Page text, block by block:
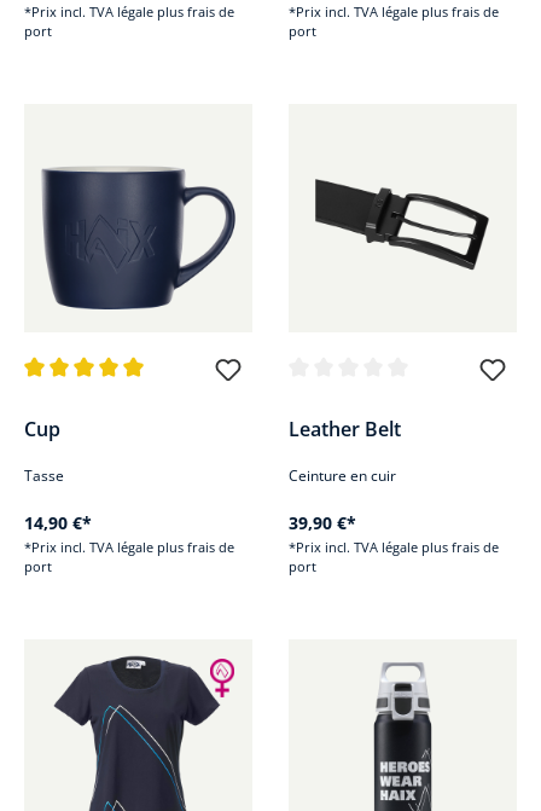
*Prix incl. TVA légale plus frais de
port
*Prix incl. TVA légale plus frais de
port
Cup
Tasse
14,90 €*
*Prix incl. TVA légale plus frais de
port
Leather Belt
Ceinture en cuir
39,90 €*
*Prix incl. TVA légale plus frais de
port